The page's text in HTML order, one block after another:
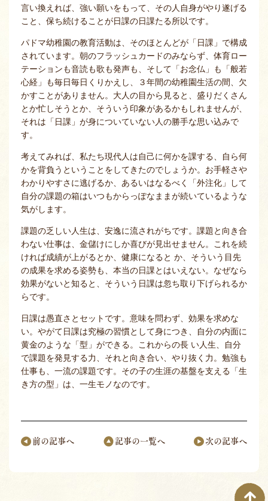
言い換えれば、強い願いをもって、その人自身がやり遂げる
こと、保ち続けることが日課の日課たる所以です。
パドマ幼稚園の教育活動は、そのほとんどが「日課」で構成
されています。朝のフラッシュカードのみならず、体育ロー
テーションも音読も歌も発声も、そして「お念仏」も「般若
心経」も毎日毎日くりかえし、３年間の幼稚園生活の間、欠
かすことがありません。大人の目から見ると、盛りだくさん
とか忙しそうとか、そういう印象があるかもしれませんが、
それは「日課」が身についていない人の勝手な思い込みで
す。
考えてみれば、私たち現代人は自己に何かを課する、自ら何
かを背負うということをしてきたのでしょうか。お手軽さや
わかりやすさに逃げるか、あるいはなるべく「外注化」して
自分の課題の箱はいつもからっぽなままが続いているような
気がします。
課題の乏しい人生は、安逸に流されがちです。課題と向き合
わない仕事は、金儲けにしか喜びが見出せません。これを続
ければ成績が上がるとか、健康になると か、そういう目先
の成果を求める姿勢も、本当の日課とはいえない。なぜなら
効果がないと知ると、そういう日課は忽ち取り下げられるか
らです。
日課は愚直さとセットです。意味を問わず、効果を求めな
い。やがて日課は究極の習慣として身につき、自分の内面に
黄金のような「型」ができる。これからの長 い人生、自分
で課題を発見する力、それと向き合い、やり抜く力。勉強も
仕事も、一流の課題です。その子の生涯の基盤を支える「生
き方の型」は、一生モノなのです。
前の記事へ 記事の一覧へ 次の記事へ